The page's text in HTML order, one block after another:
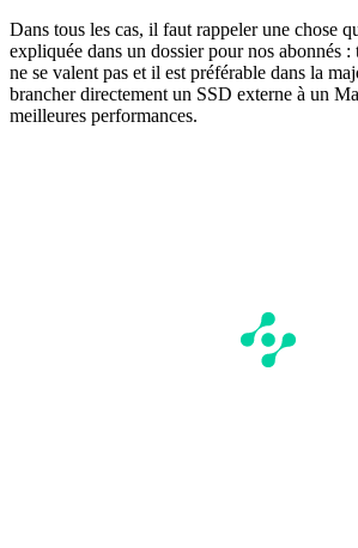
Dans tous les cas, il faut rappeler une chose
expliquée dans un dossier pour nos abonnés :
ne se valent pas et il est préférable dans la
brancher directement un SSD externe à un
meilleures performances.